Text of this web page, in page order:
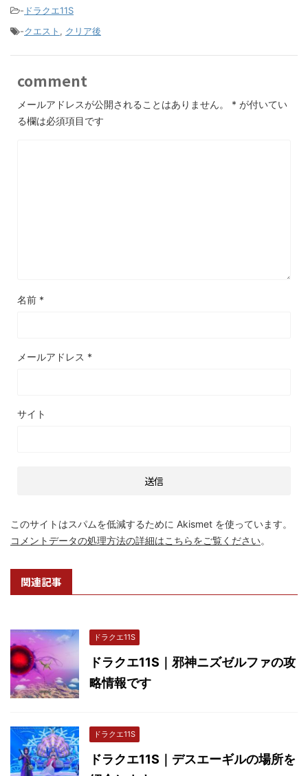
- ドラクエ11S
-クエスト , クリア後
comment
メールアドレスが公開されることはありません。 * が付いてい
る欄は必須項目です
名前 *
メールアドレス *
サイト
このサイトはスパムを低減するために Akismet を使っています。
コメントデータの処理方法の詳細はこちらをご覧ください。
関連記事
ドラクエ11S
ドラクエ11S｜邪神ニズゼルファの攻
略情報です
ドラクエ11S
ドラクエ11S｜デスエーギルの場所を